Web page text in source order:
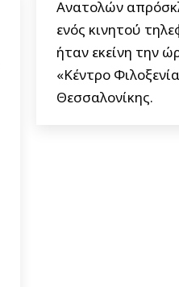
Ανατολών
ενός κινητού
ήταν εκείνη την
«Κέντρο
Θεσσαλονίκης.